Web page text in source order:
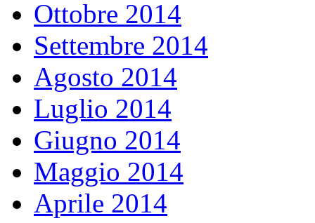
Ottobre 2014
Settembre 2014
Agosto 2014
Luglio 2014
Giugno 2014
Maggio 2014
Aprile 2014